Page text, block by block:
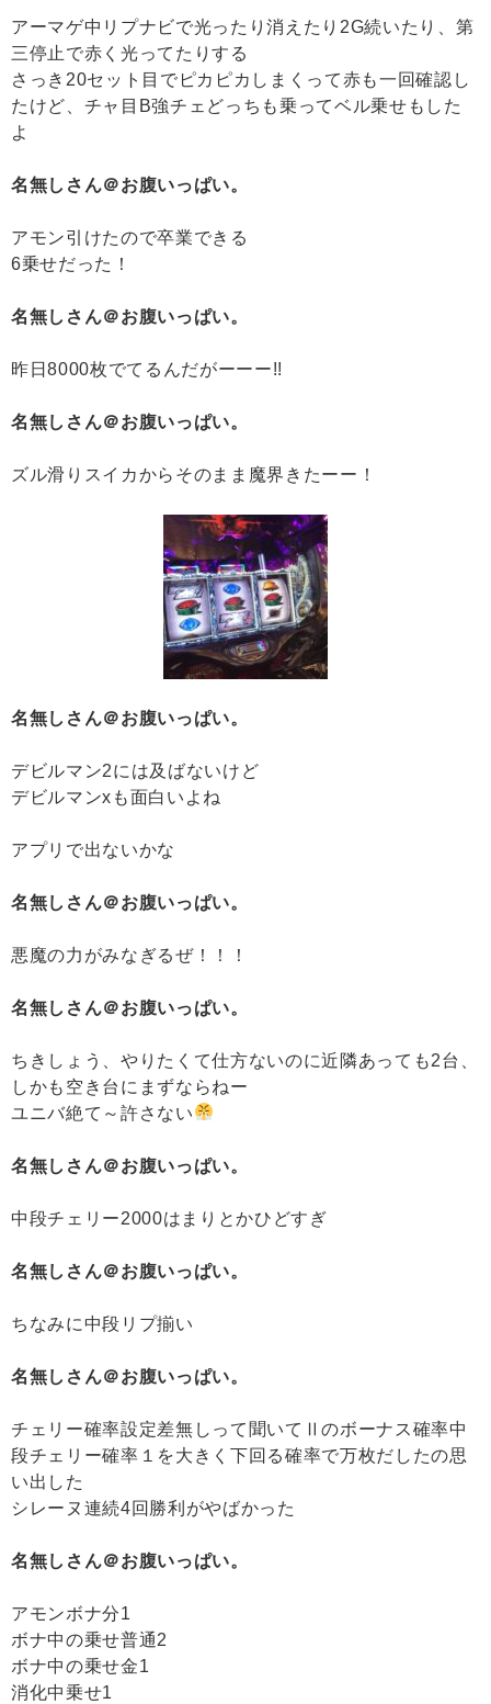
アーマゲ中リプナビで光ったり消えたり2G続いたり、第
三停止で赤く光ってたりする
さっき20セット目でピカピカしまくって赤も一回確認し
たけど、チャ目B強チェどっちも乗ってベル乗せもした
よ
名無しさん＠お腹いっぱい。
アモン引けたので卒業できる
6乗せだった！
名無しさん＠お腹いっぱい。
昨日8000枚でてるんだがーーー!!
名無しさん＠お腹いっぱい。
ズル滑りスイカからそのまま魔界きたーー！
名無しさん＠お腹いっぱい。
デビルマン2には及ばないけど
デビルマンxも面白いよね
アプリで出ないかな
名無しさん＠お腹いっぱい。
悪魔の力がみなぎるぜ！！！
名無しさん＠お腹いっぱい。
ちきしょう、やりたくて仕方ないのに近隣あっても2台、
しかも空き台にまずならねー
ユニバ絶て～許さない
名無しさん＠お腹いっぱい。
中段チェリー2000はまりとかひどすぎ
名無しさん＠お腹いっぱい。
ちなみに中段リプ揃い
名無しさん＠お腹いっぱい。
チェリー確率設定差無しって聞いてⅡのボーナス確率中
段チェリー確率１を大きく下回る確率で万枚だしたの思
い出した
シレーヌ連続4回勝利がやばかった
名無しさん＠お腹いっぱい。
アモンボナ分1
ボナ中の乗せ普通2
ボナ中の乗せ金1
消化中乗せ1